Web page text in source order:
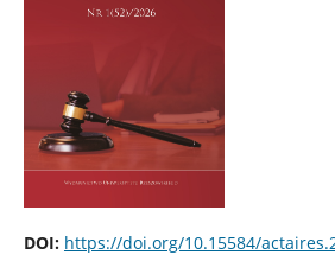
DOI: https://doi.org/10.15584/